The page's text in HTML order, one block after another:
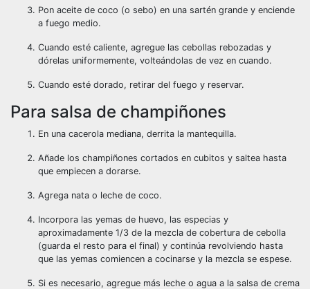
Pon aceite de coco (o sebo) en una sartén grande y enciende
a fuego medio.
Cuando esté caliente, agregue las cebollas rebozadas y
dórelas uniformemente, volteándolas de vez en cuando.
Cuando esté dorado, retirar del fuego y reservar.
Para salsa de champiñones
En una cacerola mediana, derrita la mantequilla.
Añade los champiñones cortados en cubitos y saltea hasta
que empiecen a dorarse.
Agrega nata o leche de coco.
Incorpora las yemas de huevo, las especias y
aproximadamente 1/3 de la mezcla de cobertura de cebolla
(guarda el resto para el final) y continúa revolviendo hasta
que las yemas comiencen a cocinarse y la mezcla se espese.
Si es necesario, agregue más leche o agua a la salsa de crema